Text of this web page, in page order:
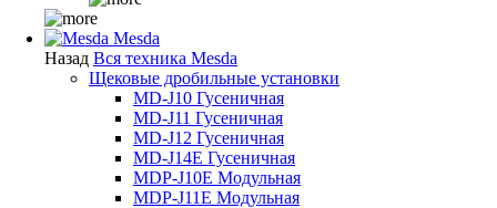
Mesda
Назад Вся техника Mesda
Щековые дробильные установки
MD-J10 Гусеничная
MD-J11 Гусеничная
MD-J12 Гусеничная
MD-J14E Гусеничная
MDP-J10E Модульная
MDP-J11E Модульная